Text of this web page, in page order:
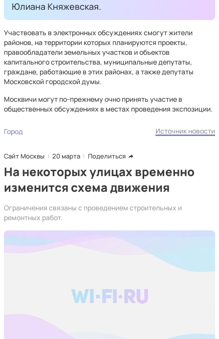
Юлиана Княжевская.
Участвовать в электронных обсуждениях смогут жители
районов, на территории которых планируются проекты,
правообладатели земельных участков и объектов
капитального строительства, муниципальные депутаты,
граждане, работающие в этих районах, а также депутаты
Московской городской думы.
Москвичи могут по-прежнему очно принять участие в
общественных обсуждениях в местах проведения экспозиции.
Город Источник новости
Сайт Москвы 20 марта Поделиться
На некоторых улицах временно
изменится схема движения
Ограничения связаны с проведением строительных и
ремонтных работ.